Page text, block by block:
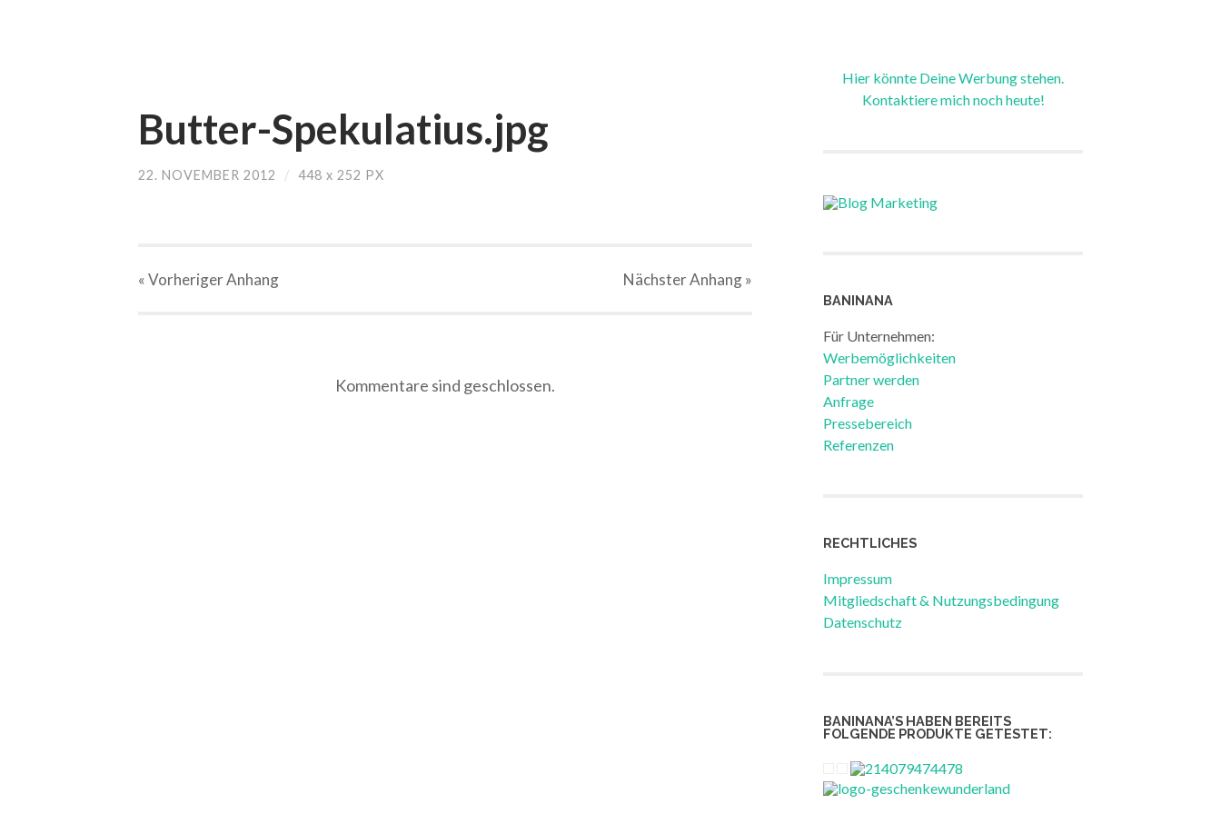
Butter-Spekulatius.jpg
22. NOVEMBER 2012 / 448 x 252 PX
« VorherigerAnhang NächsterAnhang»
Kommentare sind geschlossen.
Hier könnte Deine Werbung stehen.
Kontaktiere mich noch heute!
BANINANA
Für Unternehmen:
Werbemöglichkeiten
Partner werden
Anfrage
Pressebereich
Referenzen
RECHTLICHES
Impressum
Mitgliedschaft & Nutzungsbedingung
Datenschutz
BANINANA’S HABEN BEREITS
FOLGENDE PRODUKTE GETESTET: